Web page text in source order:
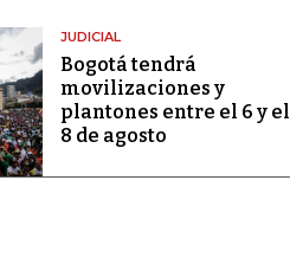
JUDICIAL
Bogotá tendrá
movilizaciones y
plantones entre el 6 y el
8 de agosto